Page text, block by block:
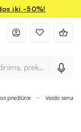
iki -50%!
prekės ženklą ir
priežiūrai Veido